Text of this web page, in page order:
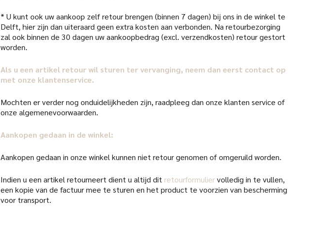
* U kunt ook uw aankoop zelf retour brengen (binnen 7 dagen) bij ons in de winkel te
Delft, hier zijn dan uiteraard geen extra kosten aan verbonden. Na retourbezorging
zal ook binnen de 30 dagen uw aankoopbedrag (excl. verzendkosten) retour gestort
worden.
Als u een artikel retour wil sturen ter vervanging, neem dan eerst contact op
met onze klantenservice.
Mochten er verder nog onduidelijkheden zijn, raadpleeg dan onze klanten service of
onze algemenevoorwaarden.
Aankopen gedaan in de winkel:
Aankopen gedaan in onze winkel kunnen niet retour genomen of omgeruild worden.
Indien u een artikel retourneert dient u altijd dit retourformuliervolledig in te vullen,
een kopie van de factuur mee te sturen en het product te voorzien van bescherming
voor transport.